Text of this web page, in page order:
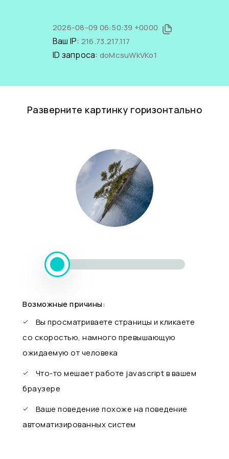
2026-08-09 06:50:39 +0000
Ваш IP: 216.73.217.117
ID запроса: doMcsuWkVKo1
Разверните картинку горизонтально
Возможные причины:
Вы просматриваете страницы и кликаете
со скоростью, намного превышающую
ожидаемую от человека
Что-то мешает работе javascript в вашем
браузере
Ваше поведение похоже на поведение
автоматизированных систем